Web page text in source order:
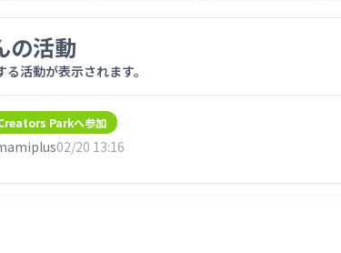
の活動
活動が表示されます。
Parkへ参加
02/20 13:16